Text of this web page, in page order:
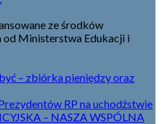
ze środków
od Ministerstwa Edukacji i
– zbiórka pieniędzy oraz
RP na uchodźstwie
– NASZA WSPÓLNA